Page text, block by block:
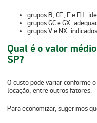
gruposB, CE, F e FH:
gruposGC e GX:
gruposV e NX:
Qual é o valor
SP?
O custo pode variar conforme
locação, entre outros fatores.
Para economizar, sugerimos